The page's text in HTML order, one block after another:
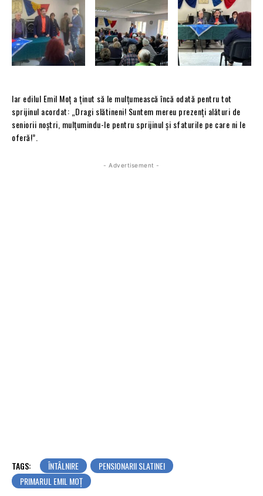
Iar edilul Emil Moț a ținut să le mulțumească încă odată pentru tot
sprijinul acordat: „Dragi slătineni! Suntem mereu prezenți alături de
seniorii noștri, mulțumindu-le pentru sprijinul și sfaturile pe care ni le
oferă!”.
- Advertisement -
TAGS: ÎNTÂLNIRE
PENSIONARII SLATINEI
PRIMARUL EMIL MOȚ